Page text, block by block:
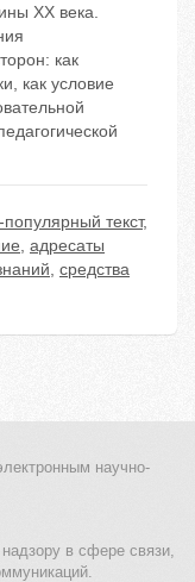
ХХ века.
как
как условие
популярный текст,
, адресаты
, средства
научно-
в сфере связи,